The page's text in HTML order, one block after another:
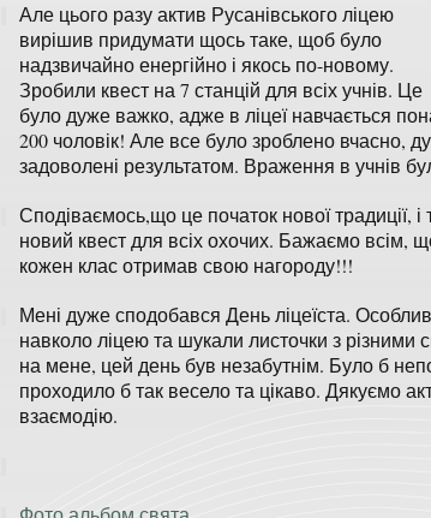
Але цього разу актив Русанівського ліцею
вирішив придумати щось таке, щоб було
надзвичайно енергійно і якось по-новому.
Зробили квест на 7 станцій для всіх учнів. Це
було дуже важко, адже в ліцеї навчається
200 чоловік! Але все було зроблено вчасно,
задоволені результатом. Враження в учнів
Сподіваємось,що це початок нової традиції,
новий квест для всіх охочих. Бажаємо всім,
кожен клас отримав свою нагороду!!!
Мені дуже сподобався День ліцеїста.
навколо ліцею та шукали листочки з
на мене, цей день був незабутнім. Було б
проходило б так весело та цікаво. Дякуємо
взаємодію.